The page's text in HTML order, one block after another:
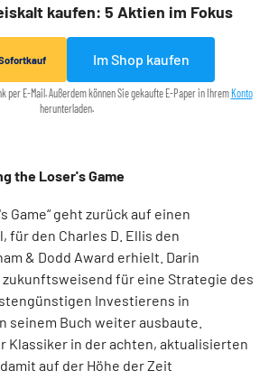
kaufen: 5 Aktien im Fokus
Im Shop kaufen
per E-Mail. Außerdem können Sie gekaufte E-Paper in Ihrem Konto
herunterladen.
the Loser's Game
Game“ geht zurück auf einen
den Charles D. Ellis den
& Dodd Award erhielt. Darin
für eine Strategie des
Investierens in
seinem Buch weiter ausbaute.
Klassiker in der achten, aktualisierten
auf der Höhe der Zeit